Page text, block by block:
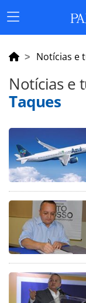
Menu
Principal
Notícias e
Notícias e
Taques